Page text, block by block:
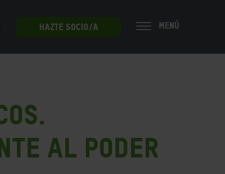
HAZTE SOCIO/A MENÚ
al poder